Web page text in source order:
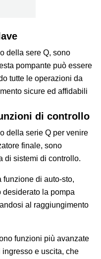
della sere Q, sono
pompante può essere
tutte le operazioni da
sicure ed affidabili
di controllo
della serie Q per venire
finale, sono
di sistemi di controllo.
di auto-sto,
la pompa
al raggiungimento
funzioni più avanzate
e uscita, che